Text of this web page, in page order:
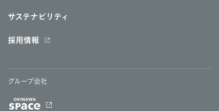
サステナビリティ
採用情報
グループ会社